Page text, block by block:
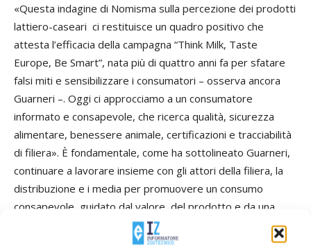
«Questa indagine di Nomisma sulla percezione dei prodotti
lattiero-caseari ci restituisce un quadro positivo che
attesta l’efficacia della campagna “Think Milk, Taste
Europe, Be Smart”, nata più di quattro anni fa per sfatare
falsi miti e sensibilizzare i consumatori – osserva ancora
Guarneri –. Oggi ci approcciamo a un consumatore
informato e consapevole, che ricerca qualità, sicurezza
alimentare, benessere animale, certificazioni e tracciabilità
di filiera». È fondamentale, come ha sottolineato Guarneri,
continuare a lavorare insieme con gli attori della filiera, la
distribuzione e i media per promuovere un consumo
consapevole, guidato dal valore del prodotto e da una